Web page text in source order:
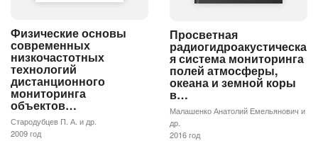
Физические основы
современных
низкочастотных
технологий
дистанционного
мониторинга
объектов…
Стародубцев П. А. и др.
2009 год
Просветная
радиогидроакустическа
я система мониторинга
полей атмосферы,
океана и земной коры
в…
Малашенко Анатолий Емельянович и
др.
2016 год